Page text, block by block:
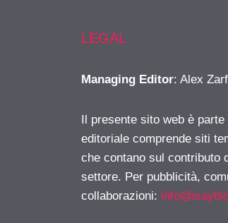
LEGAL
Managing Editor: Alex
Il presente sito web è
editoriale comprende siti
che contano sul contributo
settore. Per pubblicità,
collaborazioni: